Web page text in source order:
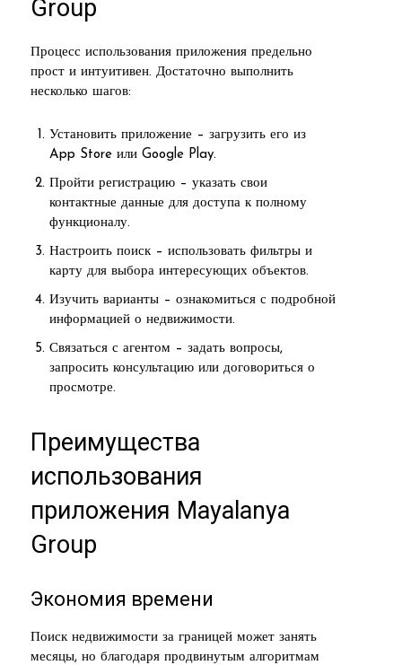
Group
Процесс использования приложения предельно
прост и интуитивен. Достаточно выполнить
несколько шагов:
Установить приложение – загрузить его из
App Store или Google Play.
Пройти регистрацию – указать свои
контактные данные для доступа к полному
функционалу.
Настроить поиск – использовать фильтры и
карту для выбора интересующих объектов.
Изучить варианты – ознакомиться с подробной
информацией о недвижимости.
Связаться с агентом – задать вопросы,
запросить консультацию или договориться о
просмотре.
Преимущества
использования
приложения Mayalanya
Group
Экономия времени
Поиск недвижимости за границей может занять
месяцы, но благодаря продвинутым алгоритмам